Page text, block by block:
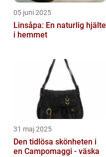
05 juni 2025
Linsåpa: En naturlig hjälte
i hemmet
31 maj 2025
Den tidlösa skönheten i
en Campomaggi - väska